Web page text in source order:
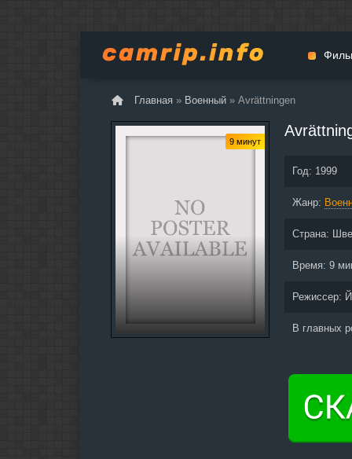
Главная » Военный » Avrättningen
9 минут
Год: 1999
Жанр:
Страна:
Время: 9
Режиссер:
В главных
Драма